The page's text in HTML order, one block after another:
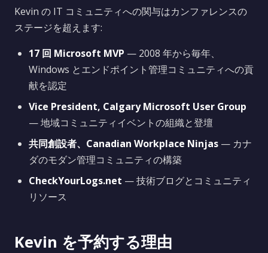
Kevin の IT コミュニティへの関与はカンファレンスの
ステージを超えます:
17 回 Microsoft MVP — 2008 年から毎年、
Windows とエンドポイント管理コミュニティへの貢
献を認定
Vice President, Calgary Microsoft User Group
— 地域コミュニティイベントの組織と登壇
共同創設者、Canadian Workplace Ninjas — カナ
ダのモダン管理コミュニティの構築
CheckYourLogs.net — 技術ブログとコミュニティ
リソース
Kevin を予約する理由